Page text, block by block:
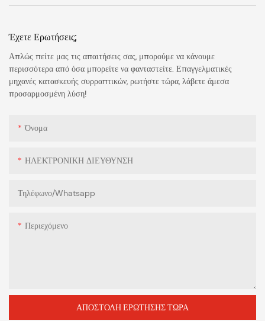
Έχετε Ερωτήσεις;
Απλώς πείτε μας τις απαιτήσεις σας, μπορούμε να κάνουμε
περισσότερα από όσα μπορείτε να φανταστείτε. Επαγγελματικές
μηχανές κατασκευής συρραπτικών, ρωτήστε τώρα, λάβετε άμεσα
προσαρμοσμένη λύση!
Όνομα
ΗΛΕΚΤΡΟΝΙΚΗ ΔΙΕΥΘΥΝΣΗ
Τηλέφωνο/whatsapp
Περιεχόμενο
ΑΠΟΣΤΟΛΉ ΕΡΏΤΗΣΗΣ ΤΏΡΑ